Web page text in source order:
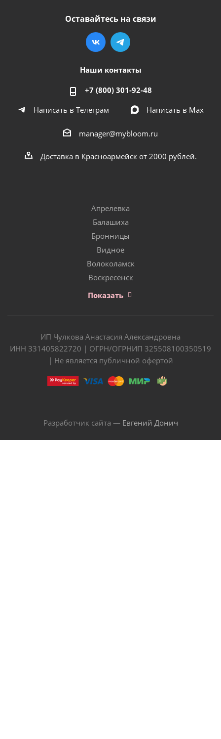
Оставайтесь на связи
Наши контакты
+7 (800) 301-92-48
Написать в Телеграм
Написать в Мах
manager@mybloom.ru
Доставка в Красноармейск от 2000 рублей.
Апрелевка
Балашиха
Бронницы
Видное
Волоколамск
Воскресенск
Показать
ИП Чулкова Анастасия Александровна
ИНН 331405822720 | ОГРН/ОГРНИП 325508100350519
| Не является публичной офертой
Разработчик сайта — Евгений Донич